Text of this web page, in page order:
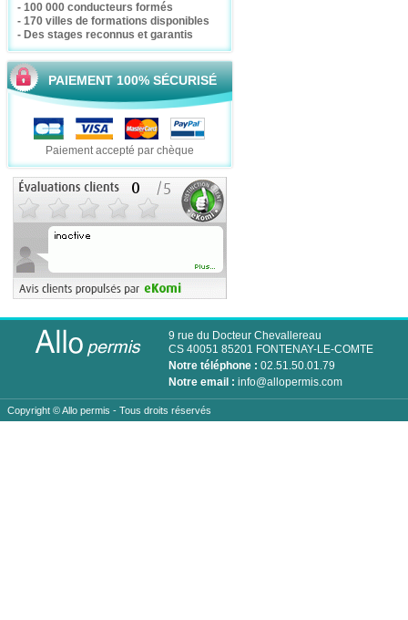
- 100 000 conducteurs formés
- 170 villes de formations disponibles
- Des stages reconnus et garantis
PAIEMENT 100% SÉCURISÉ
Paiement accepté par chèque
9 rue du Docteur Chevallereau
CS 40051 85201 FONTENAY-LE-COMTE
Notre téléphone : 02.51.50.01.79
Notre email : info@allopermis.com
Copyright ©Allo permis - Tous droits réservés